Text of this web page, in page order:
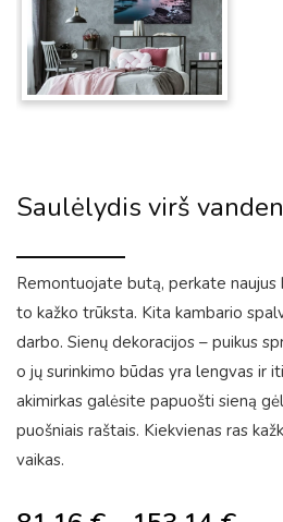
Saulėlydis virš
Remontuojate butą, perkate
to kažko trūksta. Kita kambario
darbo. Sienų dekoracijos – puikus
o jų surinkimo būdas yra lengvas ir
akimirkas galėsite papuošti sieną
puošniais raštais. Kiekvienas ras
vaikas.